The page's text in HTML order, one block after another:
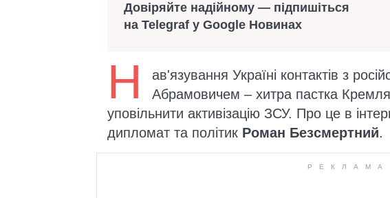
Довіряйте надійному — підпишіться
на Telegraf у Google Новинах
Н
ав'язування Україні контактів з
Абрамовичем – хитра пастка
уповільнити активізацію ЗСУ. Про це в
дипломат та політик Роман Безсмертний.